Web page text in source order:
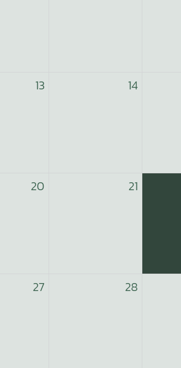
13 14
20 21
27 28